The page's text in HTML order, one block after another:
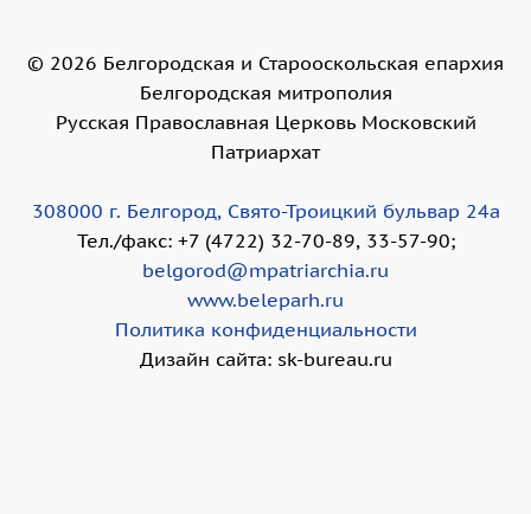
© 2026 Белгородская и Старооскольская епархия
Белгородская митрополия
Русская Православная Церковь Московский
Патриархат
308000 г. Белгород, Свято-Троицкий бульвар 24а
Тел./факс: +7 (4722) 32-70-89, 33-57-90;
belgorod@mpatriarchia.ru
www.beleparh.ru
Политика конфиденциальности
Дизайн сайта: sk-bureau.ru